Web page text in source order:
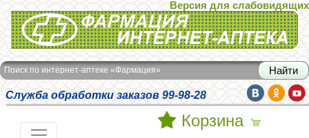
Интернет-аптека Фармация
Версия для слабовидящих
Поиск по интернет-аптеке «Фармация»
Служба обработки заказов 99-98-28
Корзина